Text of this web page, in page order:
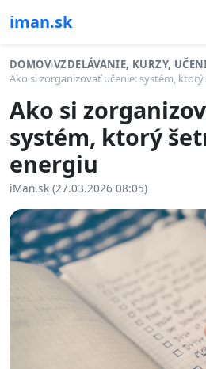
iman.sk
DOMOV›VZDELÁVANIE, KURZY,
Ako si zorganizovať učenie: systém, ktorý
Ako si
systém, ktorý
energiu
iMan.sk (27.03.2026 08:05)